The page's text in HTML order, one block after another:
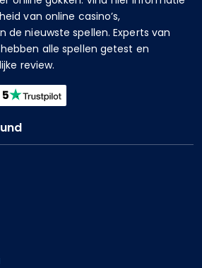
van online casino’s,
de nieuwste spellen. Experts van
alle spellen getest en
review.